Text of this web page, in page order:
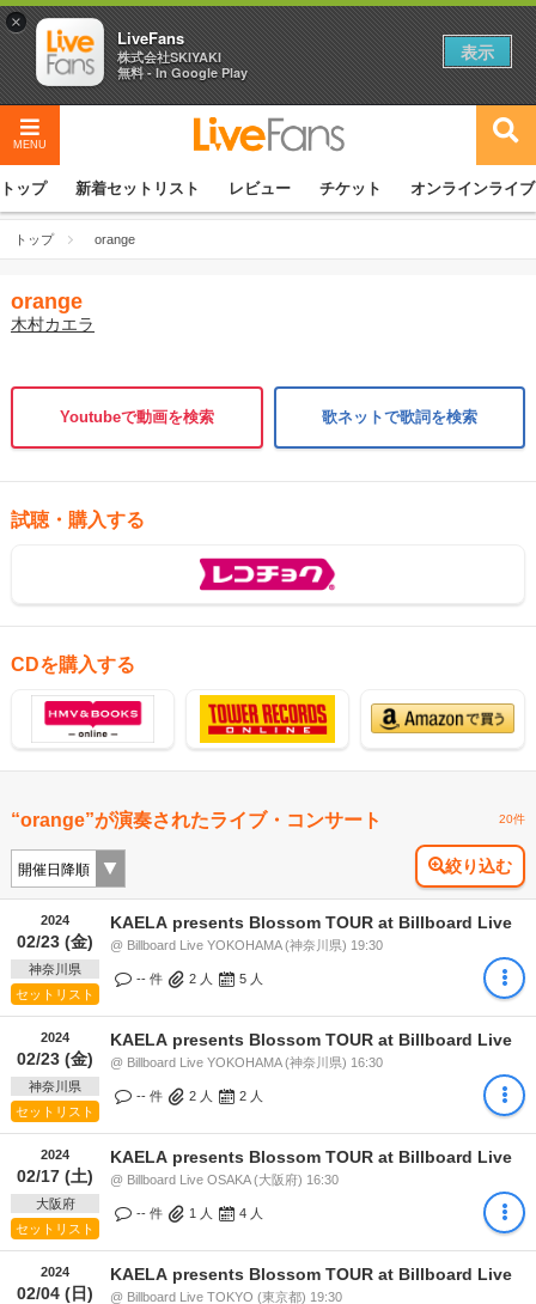
MENU
トップ 新着セットリスト レビュー チケット オンラインライブ
トップ orange
orange
木村カエラ
Youtubeで動画を検索 歌ネットで歌詞を検索
試聴・購入する
CDを購入する
“orange”が演奏されたライブ・コンサート 20件
絞り込む
2024
02/23 (金)
神奈川県
セットリスト
KAELA presents Blossom TOUR at Billboard Live
@ Billboard Live YOKOHAMA (神奈川県) 19:30
-- 件 2 人 5 人
2024
02/23 (金)
神奈川県
セットリスト
KAELA presents Blossom TOUR at Billboard Live
@ Billboard Live YOKOHAMA (神奈川県) 16:30
-- 件 2 人 2 人
2024
02/17 (土)
大阪府
セットリスト
KAELA presents Blossom TOUR at Billboard Live
@ Billboard Live OSAKA (大阪府) 16:30
-- 件 1 人 4 人
2024
02/04 (日)
KAELA presents Blossom TOUR at Billboard Live
@ Billboard Live TOKYO (東京都) 19:30
×
LiveFans
株式会社SKIYAKI
無料 - In Google Play
表示